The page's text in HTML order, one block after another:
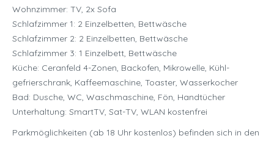
Wohnzimmer: TV, 2x Sofa
Schlafzimmer 1: 2 Einzelbetten, Bettwäsche
Schlafzimmer 2: 2 Einzelbetten, Bettwäsche
Schlafzimmer 3: 1 Einzelbett, Bettwäsche
Küche: Ceranfeld 4-Zonen, Backofen, Mikrowelle, Kühl-
gefrierschrank, Kaffeemaschine, Toaster, Wasserkocher
Bad: Dusche, WC, Waschmaschine, Fön, Handtücher
Unterhaltung: SmartTV, Sat-TV, WLAN kostenfrei
Parkmöglichkeiten (ab 18 Uhr kostenlos) befinden sich in den